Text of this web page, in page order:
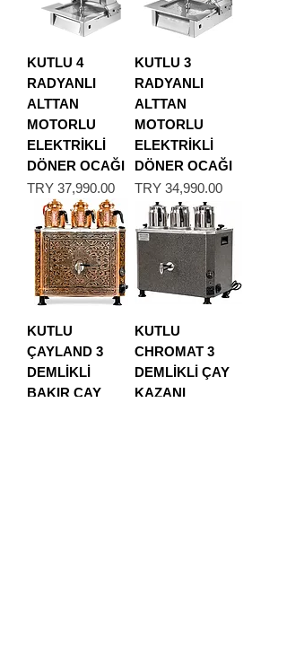
KUTLU 4
RADYANLI
ALTTAN
MOTORLU
ELEKTRİKLİ
DÖNER OCAĞI
Price
TRY 37,990.00
KUTLU 3
RADYANLI
ALTTAN
MOTORLU
ELEKTRİKLİ
DÖNER OCAĞI
Price
TRY 34,990.00
KUTLU
ÇAYLAND 3
DEMLİKLİ
BAKIR ÇAY
KUTLU
CHROMAT 3
DEMLİKLİ ÇAY
KAZANI